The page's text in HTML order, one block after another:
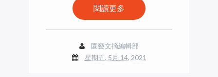
閱讀更多
園藝文摘編輯部
星期五, 5月 14, 2021